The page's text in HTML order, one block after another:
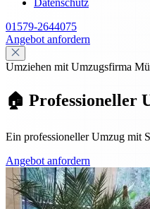
Datenschutz
01579-2644075
Angebot anfordern
Umziehen mit Umzugsfirma
🏠 Professioneller
Ein professioneller Umzug mit
Angebot anfordern